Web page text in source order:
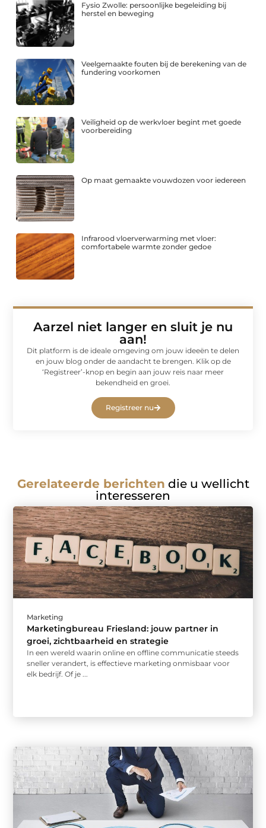
Fysio Zwolle: persoonlijke begeleiding bij
herstel en beweging
Veelgemaakte fouten bij de berekening van de
fundering voorkomen
Veiligheid op de werkvloer begint met goede
voorbereiding
Op maat gemaakte vouwdozen voor iedereen
Infrarood vloerverwarming met vloer:
comfortabele warmte zonder gedoe
Aarzel niet langer en sluit je nu
aan!
Dit platform is de ideale omgeving om jouw ideeën te delen
en jouw blog onder de aandacht te brengen. Klik op de
‘Registreer’-knop en begin aan jouw reis naar meer
bekendheid en groei.
Registreer nu
Gerelateerde berichten die u wellicht
interesseren
Marketing
Marketingbureau Friesland: jouw partner in
groei, zichtbaarheid en strategie
In een wereld waarin online en offline communicatie steeds
sneller verandert, is effectieve marketing onmisbaar voor
elk bedrijf. Of je ...